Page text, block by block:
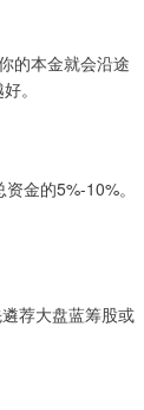
的本金就会沿途
。
金的5%-10%。
荐大盘蓝筹股或